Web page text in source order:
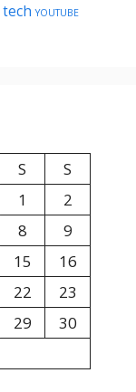
tech YOUTUBE
S
S
1
2
8
9
15
16
22
23
29
30